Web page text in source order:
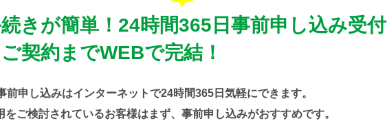
きが簡単！24時間365日事前申し込み受付
契約までWEBで完結！
前申し込みはインターネットで24時間365日気軽にできます。
をご検討されているお客様はまず、事前申し込みがおすすめです。